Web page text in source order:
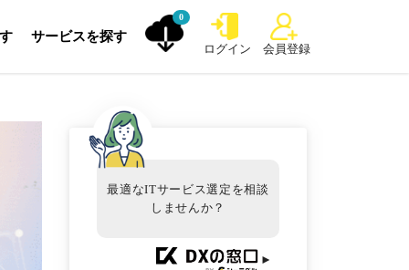
サービスを探す
0
ログイン 会員登録
最適なITサービス選定を相談
しませんか？
►